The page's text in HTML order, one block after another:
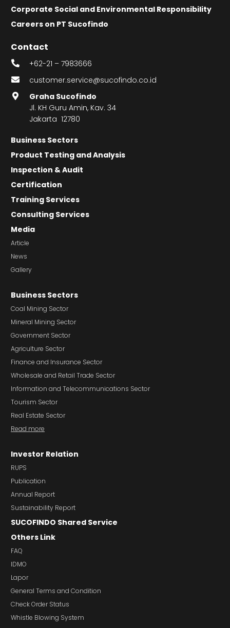
Corporate Social and Environmental Responsibility
Careers on PT Sucofindo
Contact
+62-21 – 7983666
customer.service@sucofindo.co.id
Graha Sucofindo
Jl. KH Guru Amin, Kav. 34
Jakarta 12780
Business Sectors
Product Testing and Analysis
Inspection & Audit
Certification
Training Services
Consulting Services
Media
Article
News
Gallery
Business Sectors
Coal Mining Sector
Mineral Mining Sector
Government Sector
Agriculture Sector
Finance and Insurance Sector
Wholesale and Retail Trade Sector
Information and Telecommunications Sector
Tourism Sector
Real Estate Sector
Read more
Investor Relation
RUPS
Publication
Annual Report
Sustainability Report
SUCOFINDO Shared Service
Others Link
FAQ
IDMO
Lapor
General Terms and Condition
Check Order Status
Whistle Blowing System